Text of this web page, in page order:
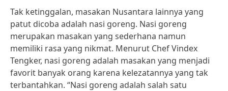
Tak ketinggalan, masakan Nusantara lainnya yang
patut dicoba adalah nasi goreng. Nasi goreng
merupakan masakan yang sederhana namun
memiliki rasa yang nikmat. Menurut Chef Vindex
Tengker, nasi goreng adalah masakan yang menjadi
favorit banyak orang karena kelezatannya yang tak
terbantahkan. “Nasi goreng adalah salah satu